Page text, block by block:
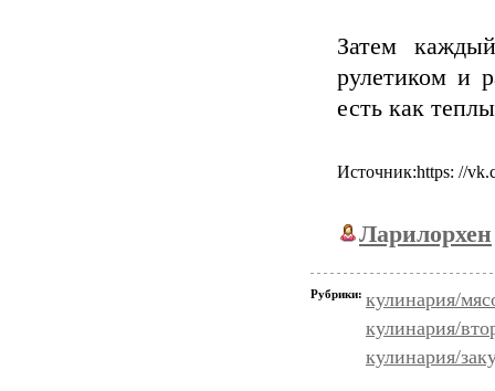
Затем
рулетиком и
есть как
Источник:https: //
Ларилорхен
Рубрики: кулинария/
кулинария/
кулинария/